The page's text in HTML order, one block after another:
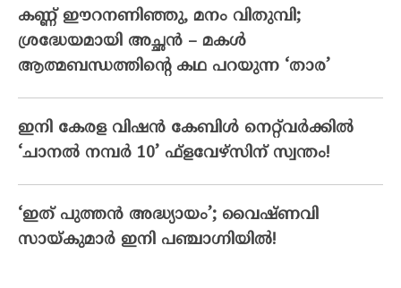
കണ്ണ് ഈറനണിഞ്ഞു, മനം വിതുമ്പി;
ശ്രദ്ധേയമായി അച്ഛൻ – മകൾ
ആത്മബന്ധത്തിന്റെ കഥ പറയുന്ന ‘താര’
ഇനി കേരള വിഷൻ കേബിൾ നെറ്റ്‌വർക്കിൽ
‘ചാനൽ നമ്പർ 10’ ഫ്‌ളവേഴ്‌സിന് സ്വന്തം!
‘ഇത് പുത്തൻ അദ്ധ്യായം’; വൈഷ്‌ണവി
സായ്‌കുമാർ ഇനി പഞ്ചാഗ്നിയിൽ!